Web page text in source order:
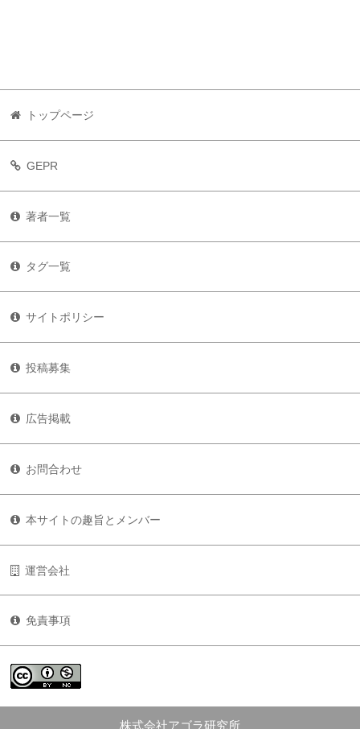
トップページ
GEPR
著者一覧
タグ一覧
サイトポリシー
投稿募集
広告掲載
お問合わせ
本サイトの趣旨とメンバー
運営会社
免責事項
株式会社アゴラ研究所